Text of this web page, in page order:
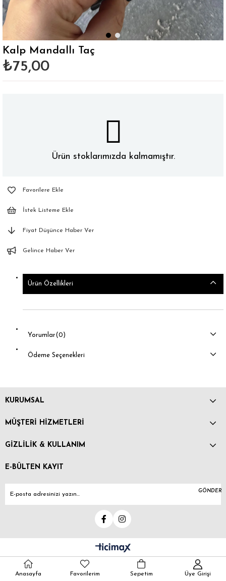
Kalp Mandallı Taç
₺75,00
Ürün stoklarımızda kalmamıştır.
Favorilere Ekle
İstek Listeme Ekle
Fiyat Düşünce Haber Ver
Gelince Haber Ver
Ürün Özellikleri
Yorumlar(0)
Ödeme Seçenekleri
KURUMSAL
MÜŞTERİ HİZMETLERİ
GİZLİLİK & KULLANIM
E-BÜLTEN KAYIT
GÖNDER
Anasayfa Favorilerim Sepetim Üye Girişi